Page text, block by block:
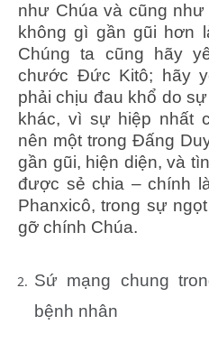
như Chúa và cũng
không gì gần gũi hơn
Chúng ta cũng hãy
chước Đức Kitô; hãy
phải chịu đau khổ do
khác, vì sự hiệp nhất
nên một trong Đấng
gần gũi, hiện diện, và
được sẻ chia – chính
Phanxicô, trong sự
gỡ chính Chúa.
Sứ mạng chung
bệnh nhân